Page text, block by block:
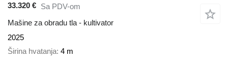
33.320 € Sa PDV-om
Mašine za obradu tla - kultivator
2025
Širina hvatanja 4 m